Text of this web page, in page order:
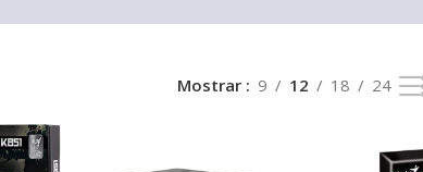
Mostrar 9 12 18 24